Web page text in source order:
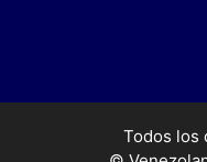
Todos los